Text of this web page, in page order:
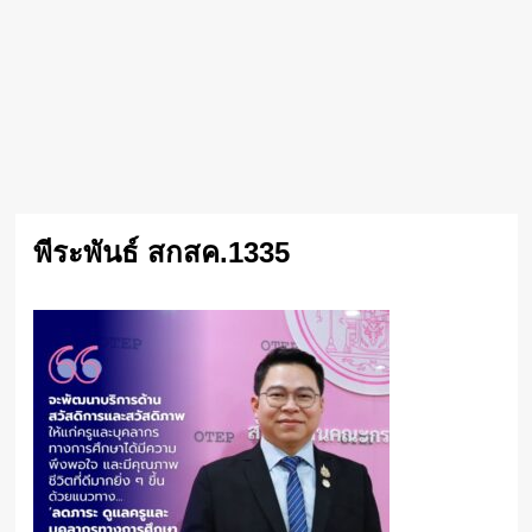
พีระพันธ์ สกสค.1335